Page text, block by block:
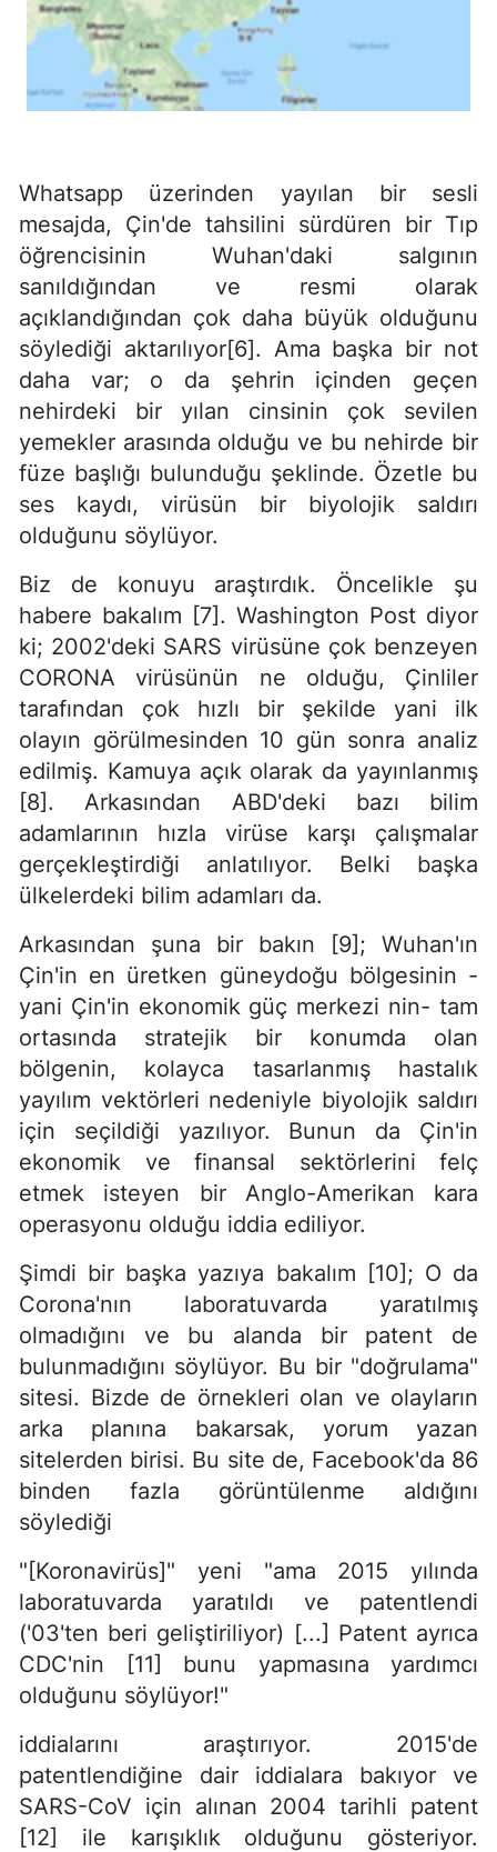
Whatsapp üzerinden yayılan bir sesli
mesajda, Çin'de tahsilini sürdüren bir Tıp
öğrencisinin Wuhan'daki salgının
sanıldığından ve resmi olarak
açıklandığından çok daha büyük olduğunu
söylediği aktarılıyor[6]. Ama başka bir not
daha var; o da şehrin içinden geçen
nehirdeki bir yılan cinsinin çok sevilen
yemekler arasında olduğu ve bu nehirde bir
füze başlığı bulunduğu şeklinde. Özetle bu
ses kaydı, virüsün bir biyolojik saldırı
olduğunu söylüyor.
Biz de konuyu araştırdık. Öncelikle şu
habere bakalım [7]. Washington Post diyor
ki; 2002'deki SARS virüsüne çok benzeyen
CORONA virüsünün ne olduğu, Çinliler
tarafından çok hızlı bir şekilde yani ilk
olayın görülmesinden 10 gün sonra analiz
edilmiş. Kamuya açık olarak da yayınlanmış
[8]. Arkasından ABD'deki bazı bilim
adamlarının hızla virüse karşı çalışmalar
gerçekleştirdiği anlatılıyor. Belki başka
ülkelerdeki bilim adamları da.
Arkasından şuna bir bakın [9]; Wuhan'ın
Çin'in en üretken güneydoğu bölgesinin -
yani Çin'in ekonomik güç merkezi nin- tam
ortasında stratejik bir konumda olan
bölgenin, kolayca tasarlanmış hastalık
yayılım vektörleri nedeniyle biyolojik saldırı
için seçildiği yazılıyor. Bunun da Çin'in
ekonomik ve finansal sektörlerini felç
etmek isteyen bir Anglo-Amerikan kara
operasyonu olduğu iddia ediliyor.
Şimdi bir başka yazıya bakalım [10]; O da
Corona'nın laboratuvarda yaratılmış
olmadığını ve bu alanda bir patent de
bulunmadığını söylüyor. Bu bir "doğrulama"
sitesi. Bizde de örnekleri olan ve olayların
arka planına bakarsak, yorum yazan
sitelerden birisi. Bu site de, Facebook'da 86
binden fazla görüntülenme aldığını
söylediği
"[Koronavirüs]" yeni "ama 2015 yılında
laboratuvarda yaratıldı ve patentlendi
('03'ten beri geliştiriliyor) [...] Patent ayrıca
CDC'nin [11] bunu yapmasına yardımcı
olduğunu söylüyor!"
iddialarını araştırıyor. 2015'de
patentlendiğine dair iddialara bakıyor ve
SARS-CoV için alınan 2004 tarihli patent
[12] ile karışıklık olduğunu gösteriyor.